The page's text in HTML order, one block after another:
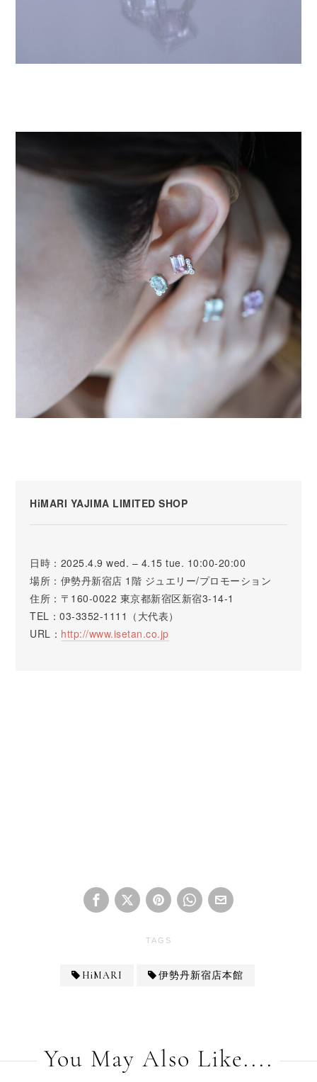
HiMARI YAJIMA LIMITED SHOP
日時：2025.4.9 wed. – 4.15 tue. 10:00-20:00
場所：伊勢丹新宿店 1階 ジュエリー/プロモーション
住所：〒160-0022 東京都新宿区新宿3-14-1
TEL：03-3352-1111（大代表）
URL： http://www.isetan.co.jp
TAGS
HiMARI 伊勢丹新宿店本館
You May Also Like....